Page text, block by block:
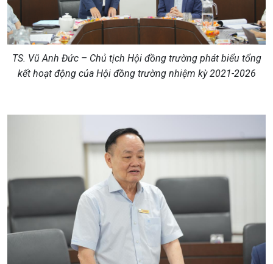
TS. Vũ Anh Đức – Chủ tịch Hội đồng trường phát biểu tổng
kết hoạt động của Hội đồng trường nhiệm kỳ 2021-2026